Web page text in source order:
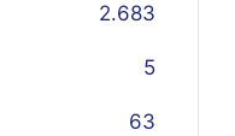
2.683
5
63